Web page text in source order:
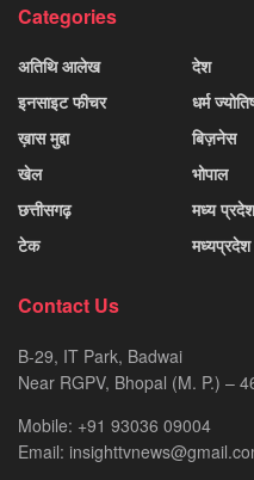
Categories
अतिथि आलेख
इनसाइट फीचर
ख़ास मुद्दा
खेल
छत्तीसगढ़
टेक
देश
धर्म
बिज़नेस
भोपाल
मध्य प्रदेश
Contact Us
B-29, IT Park, Badwai
Near RGPV, Bhopal (M. P.) –
Mobile: +91 93036 09004
Email: